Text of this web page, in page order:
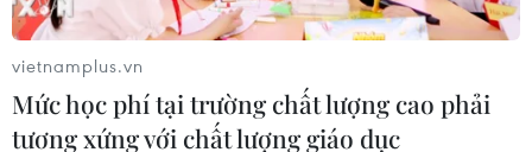
Vàng và ba huy chương Bạc tại SEA Games 31 trên sân
nhà, năm nay các tuyển thủ Việt Nam kỳ vọng có thể
phá kỷ lục do chính họ tạo ra.
vietnamplus.vn
Mức học phí tại trường chất lượng cao phải
tương xứng với chất lượng giáo dục